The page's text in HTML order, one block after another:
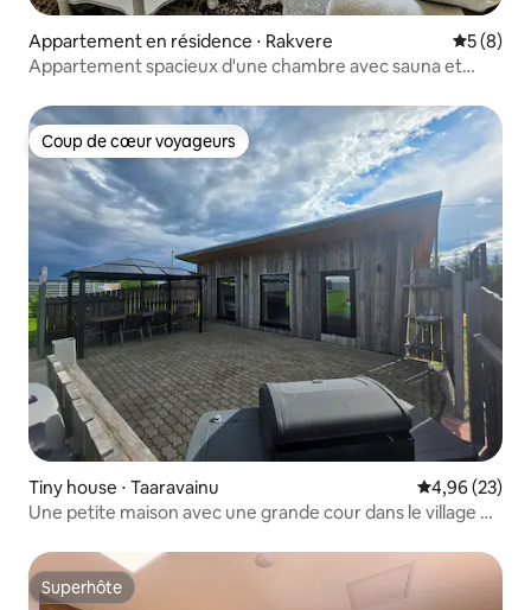
Appartement en résidence ⋅ Rakvere
5 (8)
Appartement spacieux d'une chambre avec sauna et
Coup de cœur voyageurs
Coup de cœur voyageurs
Tiny house ⋅ Taaravainu Évaluation
4,96 (23)
Une petite maison avec une grande cour dans le village de
Superhôte
Superhôte